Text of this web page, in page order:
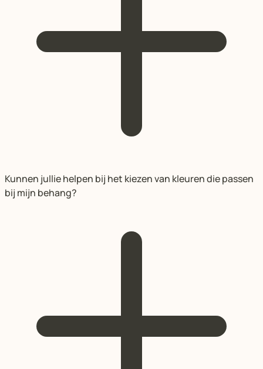
Kunnen jullie helpen bij het kiezen van kleuren die passen
bij mijn behang?